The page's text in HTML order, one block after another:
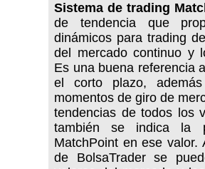
Sistema de trading
de tendencia que
dinámicos para trading
del mercado continuo y
Es una buena referencia
el corto plazo,
momentos de giro de
tendencias de todos los
también se indica la
MatchPoint en ese valor.
de BolsaTrader se